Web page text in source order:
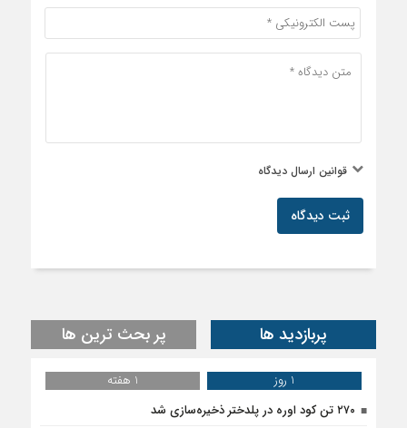
قوانین ارسال دیدگاه
ثبت دیدگاه
پربازدید ها پر بحث ترین ها
1 روز
1 هفته
۲۷۰ تن کود اوره در پلدختر ذخیره‌سازی شد